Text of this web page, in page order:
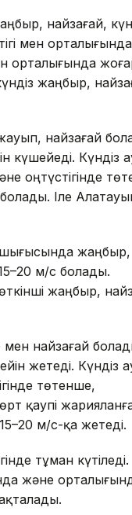
найзағай,
мен орталығында
орталығында
жаңбыр,
найзағай
күшейеді. Күндіз
оңтүстігінде
болады. Іле
шығысында жаңбыр,
м/с болады.
жаңбыр,
мен найзағай
жетеді. Күндіз
төтенше,
қаупі
м/с-қа жетеді.
тұман күтіледі.
және